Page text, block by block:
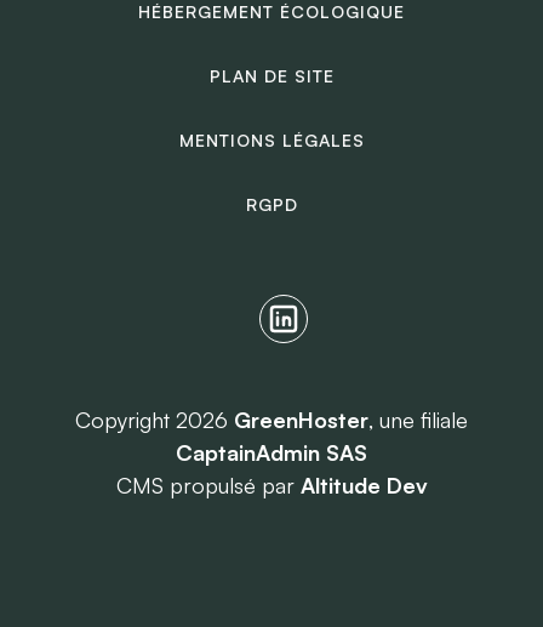
HÉBERGEMENT ÉCOLOGIQUE
PLAN DE SITE
MENTIONS LÉGALES
RGPD
Copyright 2026 GreenHoster, une filiale
CaptainAdmin SAS
CMS propulsé par Altitude Dev